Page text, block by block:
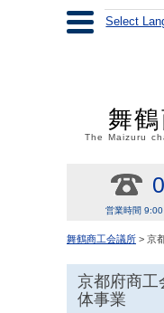
Select
舞
The Maizuru
営業時間
舞鶴商工会議所 > 京
京都府商工
体事業